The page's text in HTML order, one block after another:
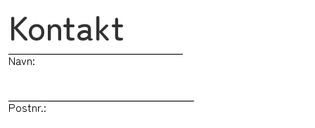
Kontakt
Navn:
Postnr.: